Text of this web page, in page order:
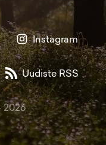
Instagram
Uudiste RSS
2026